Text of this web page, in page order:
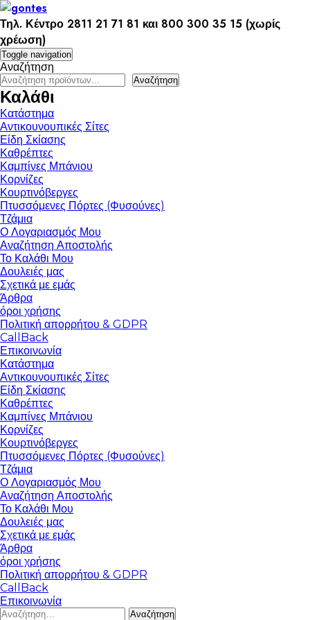
Skip
content
Τηλ. Κέντρο 2811 21 71 81 και 800 300 35 15 (χωρίς
χρέωση)
Toggle navigation
Αναζήτηση
Αναζήτηση
Καλάθι
Κατάστημα
Αντικουνουπικές Σίτες
Είδη Σκίασης
Καθρέπτες
Καμπίνες Μπάνιου
Κορνίζες
Κουρτινόβεργες
Πτυσσόμενες Πόρτες (Φυσούνες)
Τζάμια
Ο Λογαριασμός Μου
Αναζήτηση Αποστολής
Το Καλάθι Μου
Δουλειές μας
Σχετικά με εμάς
Άρθρα
όροι χρήσης
Πολιτική απορρήτου & GDPR
CallBack
Επικοινωνία
Κατάστημα
Αντικουνουπικές Σίτες
Είδη Σκίασης
Καθρέπτες
Καμπίνες Μπάνιου
Κορνίζες
Κουρτινόβεργες
Πτυσσόμενες Πόρτες (Φυσούνες)
Τζάμια
Ο Λογαριασμός Μου
Αναζήτηση Αποστολής
Το Καλάθι Μου
Δουλειές μας
Σχετικά με εμάς
Άρθρα
όροι χρήσης
Πολιτική απορρήτου & GDPR
CallBack
Επικοινωνία
Αναζήτηση